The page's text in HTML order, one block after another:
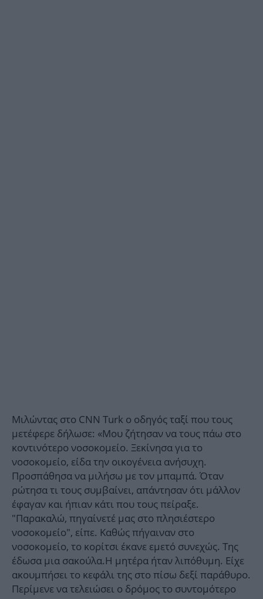
Μιλώντας στο CNN Turk ο οδηγός ταξί που τους
μετέφερε δήλωσε: «Μου ζήτησαν να τους πάω στο
κοντινότερο νοσοκομείο. Ξεκίνησα για το
νοσοκομείο, είδα την οικογένεια ανήσυχη.
Προσπάθησα να μιλήσω με τον μπαμπά. Όταν
ρώτησα τι τους συμβαίνει, απάντησαν ότι μάλλον
έφαγαν και ήπιαν κάτι που τους πείραξε.
"Παρακαλώ, πηγαίνετέ μας στο πλησιέστερο
νοσοκομείο", είπε. Καθώς πήγαιναν στο
νοσοκομείο, το κορίτσι έκανε εμετό συνεχώς. Της
έδωσα μια σακούλα.Η μητέρα ήταν λιπόθυμη. Είχε
ακουμπήσει το κεφάλι της στο πίσω δεξί παράθυρο.
Περίμενε να τελειώσει ο δρόμος το συντομότερο